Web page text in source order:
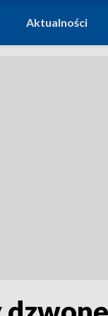
Aktualności